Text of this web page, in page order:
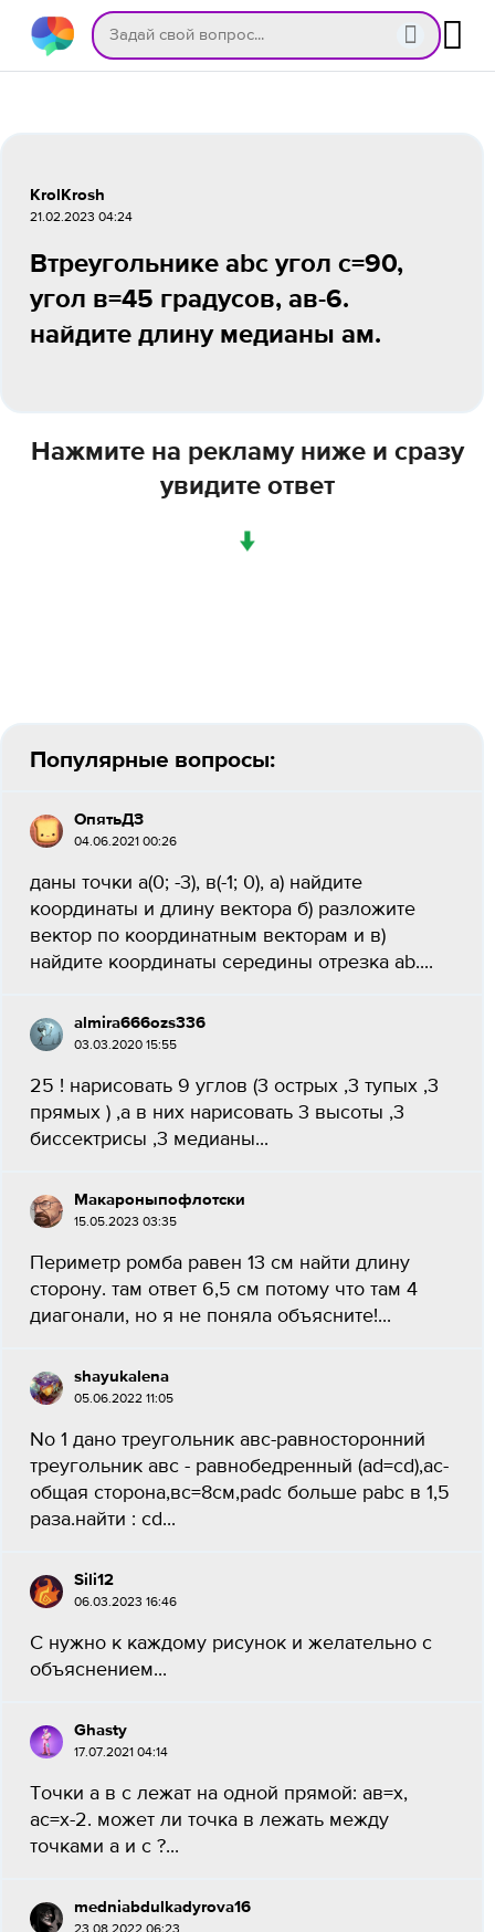
KrolKrosh
21.02.2023 04:24
Втреугольнике abc угол с=90,
угол в=45 градусов, ав-6.
найдите длину медианы ам.
Нажмите на рекламу ниже и сразу
увидите ответ
↓
Популярные вопросы:
ОпятьДЗ
04.06.2021 00:26
даны точки а(0; -3), в(-1; 0), а) найдите
координаты и длину вектора б) разложите
вектор по координатным векторам и в)
найдите координаты середины отрезка ab....
almira666ozs336
03.03.2020 15:55
25 ! нарисовать 9 углов (3 острых ,3 тупых ,3
прямых ) ,а в них нарисовать 3 высоты ,3
биссектрисы ,3 медианы​...
Макароныпофлотски
15.05.2023 03:35
Периметр ромба равен 13 см найти длину
сторону. там ответ 6,5 см потому что там 4
диагонали, но я не поняла объясните!...
shayukalena
05.06.2022 11:05
No 1 дано треугольник авс-равносторонний
треугольник авс - равнобедренный (ad=cd),ас-
общая сторона,вс=8см,рadc больше pabс в 1,5
раза.найти : cd...
Sili12
06.03.2023 16:46
С нужно к каждому рисунок и желательно с
объяснением...
Ghasty
17.07.2021 04:14
Точки а в с лежат на одной прямой: ав=х,
ас=х-2. может ли точка в лежать между
точками а и с ?...
medniabdulkadyrova16